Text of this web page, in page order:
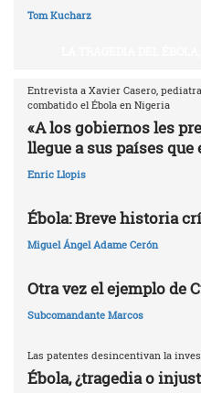
Tom Kucharz
Entrevista a Xavier Casero,
combatido el Ébola en Nigeria
«A los gobiernos les
llegue a sus países
Enric Llopis
Ébola: Breve historia
Miguel Ángel Adame Cerón
Otra vez el ejemplo de
Subcomandante Marcos
Las patentes desincentivan la
Ébola, ¿tragedia o